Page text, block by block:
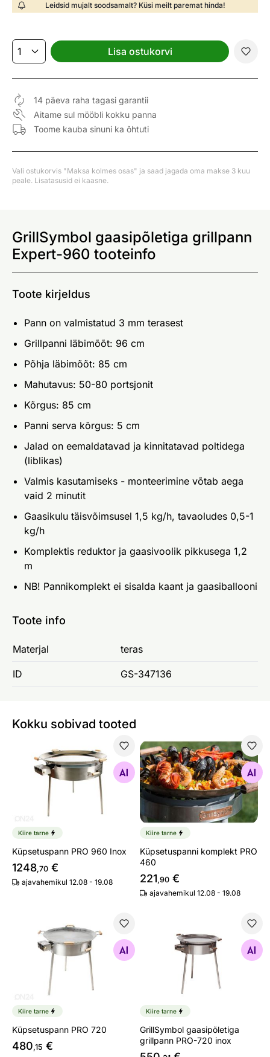
Leidsid mujalt soodsamalt? Küsi meilt paremat hinda!
Lisa ostukorvi
14 päeva raha tagasi garantii
Aitame sul mööbli kokku panna
Toome kauba sinuni ka õhtuti
Vali ostukorvis "Maksa kolmes osas" ja saad jagada oma makse 3 kuu
peale. Lisatasusid ei kaasne.
GrillSymbol gaasipõletiga grillpann
Expert-960 tooteinfo
Toote kirjeldus
Pann on valmistatud 3 mm terasest
Grillpanni läbimõõt: 96 cm
Põhja läbimõõt: 85 cm
Mahutavus: 50-80 portsjonit
Kõrgus: 85 cm
Panni serva kõrgus: 5 cm
Jalad on eemaldatavad ja kinnitatavad poltidega
(liblikas)
Valmis kasutamiseks - monteerimine võtab aega
vaid 2 minutit
Gaasikulu täisvõimsusel 1,5 kg/h, tavaoludes 0,5-1
kg/h
Komplektis reduktor ja gaasivoolik pikkusega 1,2
m
NB! Pannikomplekt ei sisalda kaant ja gaasiballooni
Toote info
Materjal teras
ID GS-347136
Kokku sobivad tooted
Küpsetuspann PRO 960 Inox
Otsi sarnaseid
Kiire tarne
Küpsetuspann PRO 960 Inox
1248,70 €
ajavahemikul 12.08 - 19.08
Küpsetuspanni komplekt
Otsi sarnaseid
Kiire tarne
Küpsetuspanni komplekt PRO
460
221,90 €
ajavahemikul 12.08 - 19.08
Küpsetuspann PRO 720
Otsi sarnaseid
Kiire tarne
Küpsetuspann PRO 720
480,15 €
GrillSymbol gaasipõletiga
Otsi sarnaseid
Kiire tarne
GrillSymbol gaasipõletiga
grillpann PRO-720 inox